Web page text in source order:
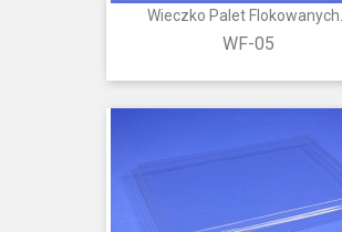
Wieczko Palet Flokowanych...
WF-05